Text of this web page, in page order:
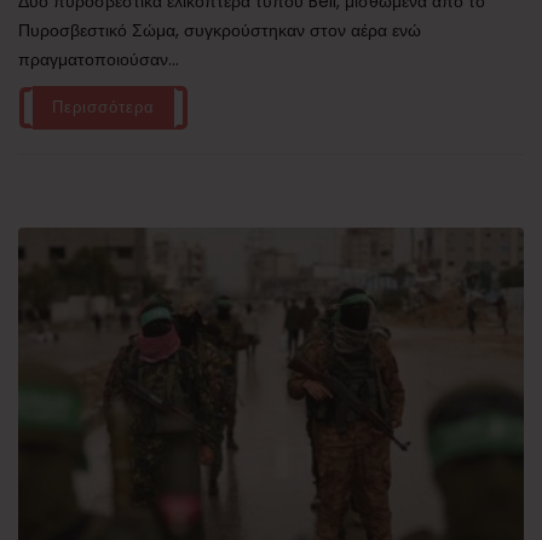
Πυροσβεστικό Σώμα, συγκρούστηκαν στον αέρα ενώ
πραγματοποιούσαν...
Περισσότερα